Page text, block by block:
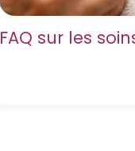
FAQ sur les